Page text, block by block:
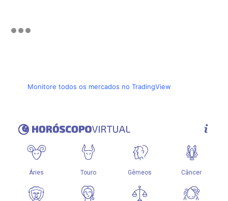
Monitore todos os mercados no TradingView